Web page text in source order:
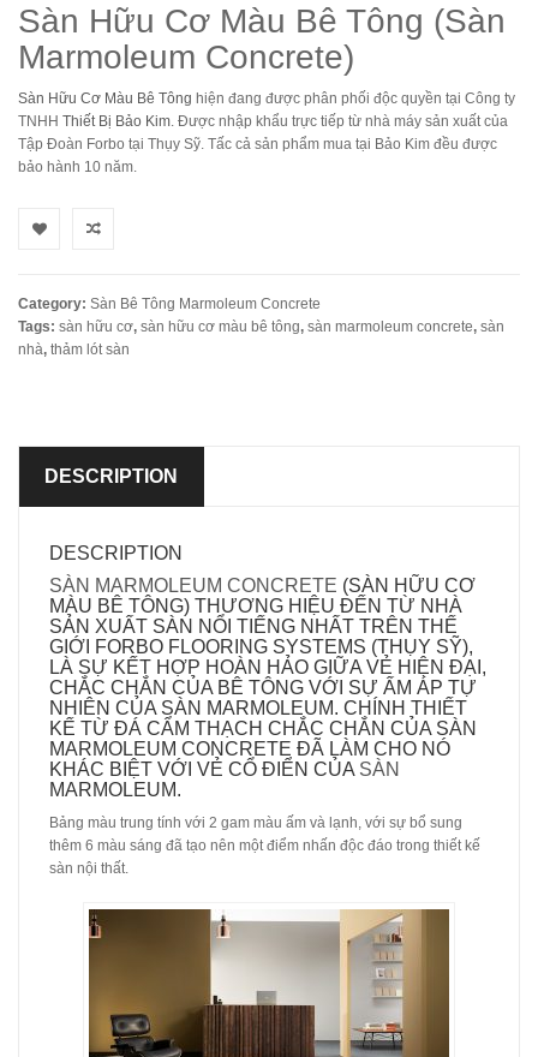
Sàn Hữu Cơ Màu Bê Tông (Sàn
Marmoleum Concrete)
Sàn Hữu Cơ Màu Bê Tông hiện đang được phân phối độc quyền tại Công ty
TNHH Thiết Bị Bảo Kim . Được nhập khẩu trực tiếp từ nhà máy sản xuất của
Tập Đoàn Forbo tại Thụy Sỹ. Tấc cả sản phẩm mua tại Bảo Kim đều được
bảo hành 10 năm.
Category: Sàn Bê Tông Marmoleum Concrete
Tags: sàn hữu cơ, sàn hữu cơ màu bê tông, sàn marmoleum concrete, sàn
nhà, thảm lót sàn
DESCRIPTION
DESCRIPTION
SÀN MARMOLEUM CONCRETE (SÀN HỮU CƠ
MÀU BÊ TÔNG) THƯƠNG HIỆU ĐẾN TỪ NHÀ
SẢN XUẤT SÀN NỔI TIẾNG NHẤT TRÊN THẾ
GIỚI FORBO FLOORING SYSTEMS (THỤY SỸ),
LÀ SỰ KẾT HỢP HOÀN HẢO GIỮA VẺ HIỆN ĐẠI,
CHẮC CHẮN CỦA BÊ TÔNG VỚI SỰ ẤM ÁP TỰ
NHIÊN CỦA SÀN MARMOLEUM. CHÍNH THIẾT
KẾ TỪ ĐÁ CẨM THẠCH CHẮC CHẮN CỦA SÀN
MARMOLEUM CONCRETE ĐÃ LÀM CHO NÓ
KHÁC BIỆT VỚI VẺ CỔ ĐIỂN CỦA SÀN
MARMOLEUM.
Bảng màu trung tính với 2 gam màu ấm và lạnh, với sự bổ sung
thêm 6 màu sáng đã tạo nên một điểm nhấn độc đáo trong thiết kế
sàn nội thất.